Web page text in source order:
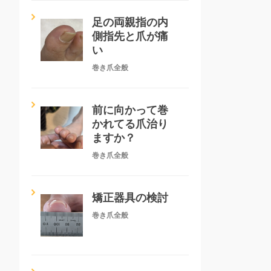
足の両親指の内
側指先と爪が痛
い
巻き爪全般
前に向かって巻
かれてる爪治り
ますか？
巻き爪全般
矯正器具の検討
巻き爪全般